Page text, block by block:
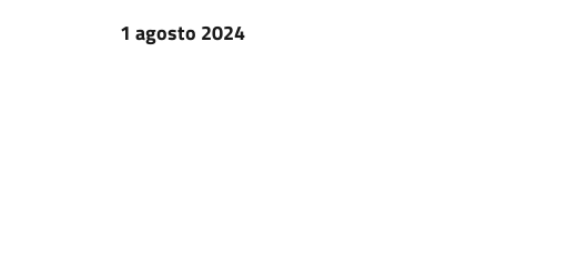
1 agosto 2024